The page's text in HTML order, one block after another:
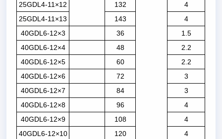
25GDL4-11×12
132
4
25GDL4-11×13
143
4
40GDL6-12×3
36
1.5
40GDL6-12×4
48
2.2
40GDL6-12×5
60
2.2
40GDL6-12×6
72
3
40GDL6-12×7
84
3
40GDL6-12×8
96
4
40GDL6-12×9
108
4
40GDL6-12×10
120
4